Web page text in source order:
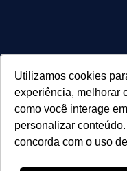
Utilizamos cookies
experiência, melhorar
como você interage
personalizar
concorda com o uso